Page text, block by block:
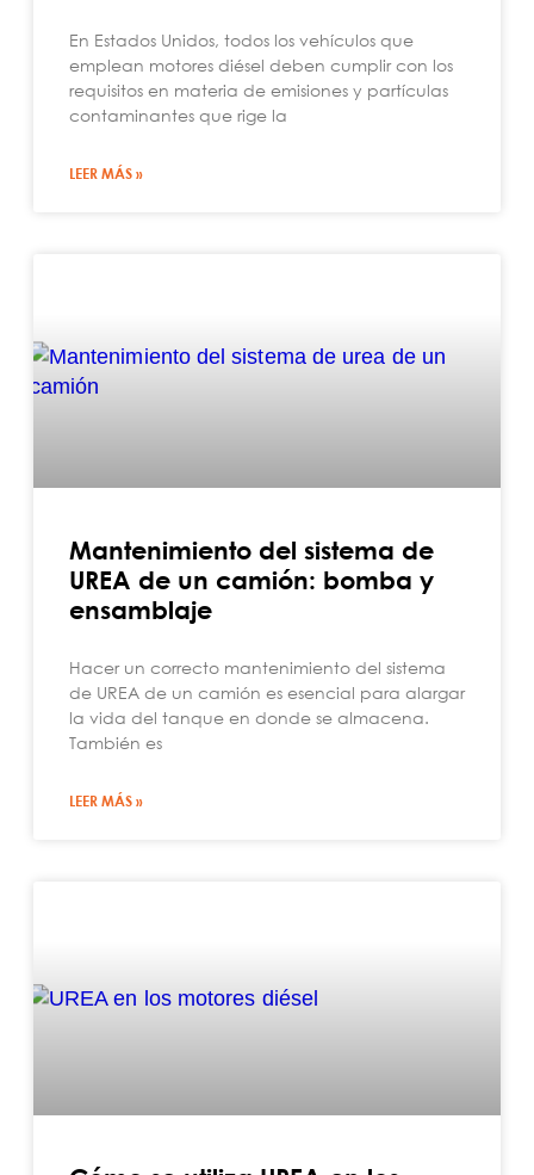
En Estados Unidos, todos los vehículos que
emplean motores diésel deben cumplir con los
requisitos en materia de emisiones y partículas
contaminantes que rige la
LEER MÁS »
Mantenimiento del sistema de
UREA de un camión: bomba y
ensamblaje
Hacer un correcto mantenimiento del sistema
de UREA de un camión es esencial para alargar
la vida del tanque en donde se almacena.
También es
LEER MÁS »